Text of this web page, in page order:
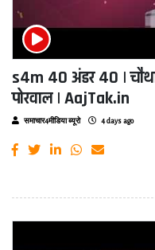
s4m 40 अंडर 40 |
पोरवाल | AajTak.in
समाचार4मीडिया ब्यूरो 4 days ago